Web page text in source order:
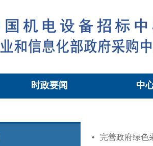
时政要闻 中
• 完善政府绿色